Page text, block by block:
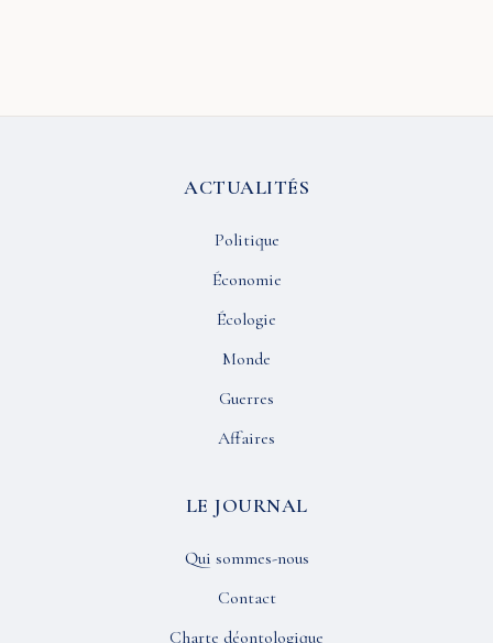
ACTUALITÉS
Politique
Économie
Écologie
Monde
Guerres
Affaires
LE JOURNAL
Qui sommes-nous
Contact
Charte déontologique